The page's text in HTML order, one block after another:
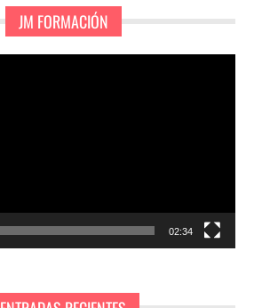
JM FORMACIÓN
02:34